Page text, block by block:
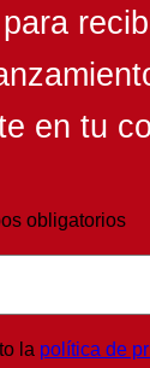
en tu
obligatorios
la política de